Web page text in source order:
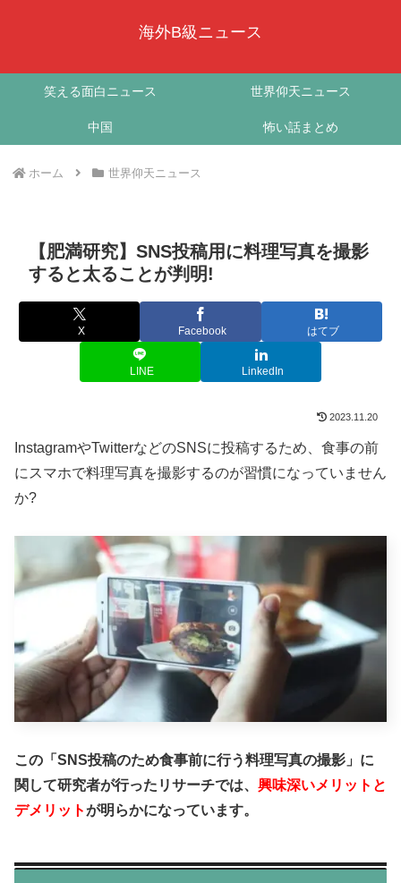
海外B級ニュース
笑える面白ニュース 世界仰天ニュース
中国 怖い話まとめ
ホーム 世界仰天ニュース
【肥満研究】SNS投稿用に料理写真を撮影
すると太ることが判明!
X Facebook はてブ
LINE LinkedIn
2023.11.20
InstagramやTwitterなどのSNSに投稿するため、食事の前
にスマホで料理写真を撮影するのが習慣になっていません
か?
この「SNS投稿のため食事前に行う料理写真の撮影」に
関して研究者が行ったリサーチでは、 興味深いメリットと
デメリットが明らかになっています。